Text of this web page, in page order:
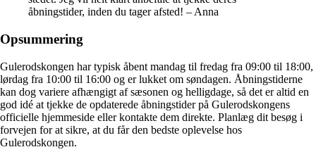
åbningstider, inden du tager afsted! – Anna
Opsummering
Gulerodskongen har typisk åbent mandag til fredag fra 09:00 til 18:00,
lørdag fra 10:00 til 16:00 og er lukket om søndagen. Åbningstiderne
kan dog variere afhængigt af sæsonen og helligdage, så det er altid en
god idé at tjekke de opdaterede åbningstider på Gulerodskongens
officielle hjemmeside eller kontakte dem direkte. Planlæg dit besøg i
forvejen for at sikre, at du får den bedste oplevelse hos
Gulerodskongen.